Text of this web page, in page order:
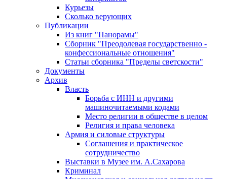
Курьезы
Сколько верующих
Публикации
Из книг "Панорамы"
Сборник "Преодолевая государственно -
конфессиональные отношения"
Статьи сборника "Пределы светскости"
Документы
Архив
Власть
Борьба с ИНН и другими
машиночитаемыми кодами
Место религии в обществе в целом
Религия и права человека
Армия и силовые структуры
Соглашения и практическое
сотрудничество
Выставки в Музее им. А.Сахарова
Криминал